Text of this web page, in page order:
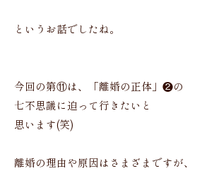
というお話でしたね。
今回の第⑪は、「離婚の正体」❷の
七不思議に迫って行きたいと
思います(笑)
離婚の理由や原因はさまざまですが、